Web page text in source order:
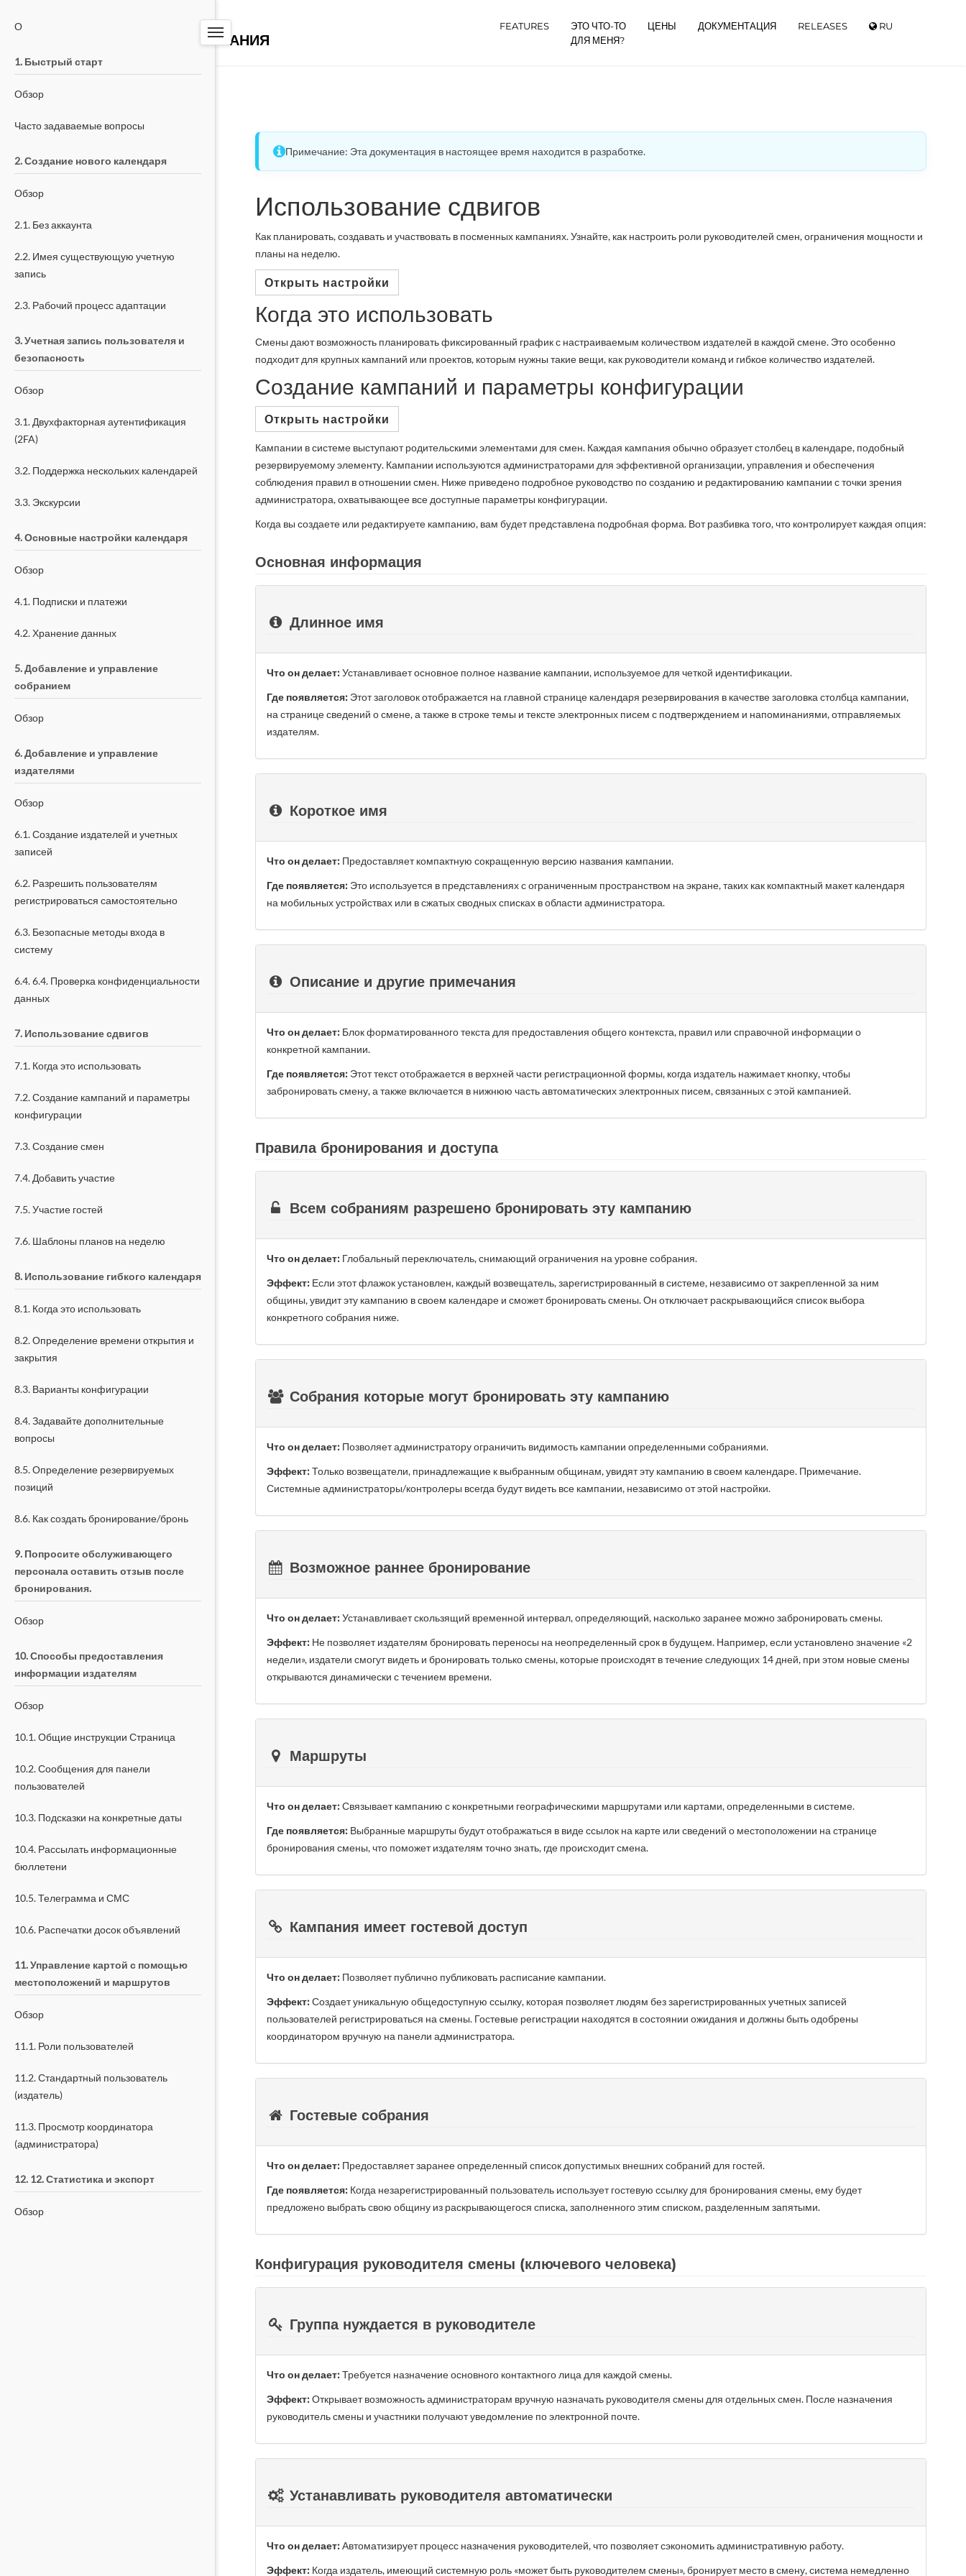
СИСТЕМА БРОНИРОВАНИЯ
FEATURES
ЭТО ЧТО-ТО
ДЛЯ МЕНЯ?
ЦЕНЫ ДОКУМЕНТАЦИЯ RELEASES RU
О
1. Быстрый старт
Обзор
Часто задаваемые вопросы
2. Создание нового календаря
Обзор
2.1. Без аккаунта
2.2. Имея существующую учетную
запись
2.3. Рабочий процесс адаптации
3. Учетная запись пользователя и
безопасность
Обзор
3.1. Двухфакторная аутентификация
(2FA)
3.2. Поддержка нескольких календарей
3.3. Экскурсии
4. Основные настройки календаря
Обзор
4.1. Подписки и платежи
4.2. Хранение данных
5. Добавление и управление
собранием
Обзор
6. Добавление и управление
издателями
Обзор
6.1. Создание издателей и учетных
записей
6.2. Разрешить пользователям
регистрироваться самостоятельно
6.3. Безопасные методы входа в
систему
6.4. 6.4. Проверка конфиденциальности
данных
7. Использование сдвигов
7.1. Когда это использовать
7.2. Создание кампаний и параметры
конфигурации
7.3. Создание смен
7.4. Добавить участие
7.5. Участие гостей
7.6. Шаблоны планов на неделю
8. Использование гибкого календаря
8.1. Когда это использовать
8.2. Определение времени открытия и
закрытия
8.3. Варианты конфигурации
8.4. Задавайте дополнительные
вопросы
8.5. Определение резервируемых
позиций
8.6. Как создать бронирование/бронь
9. Попросите обслуживающего
персонала оставить отзыв после
бронирования.
Обзор
10. Способы предоставления
информации издателям
Обзор
10.1. Общие инструкции Страница
10.2. Сообщения для панели
пользователей
10.3. Подсказки на конкретные даты
10.4. Рассылать информационные
бюллетени
10.5. Телеграмма и СМС
10.6. Распечатки досок объявлений
11. Управление картой с помощью
местоположений и маршрутов
Обзор
11.1. Роли пользователей
11.2. Стандартный пользователь
(издатель)
11.3. Просмотр координатора
(администратора)
12. 12. Статистика и экспорт
Обзор
Примечание: Эта документация в настоящее время находится в разработке.
Использование сдвигов
Как планировать, создавать и участвовать в посменных кампаниях. Узнайте, как настроить роли руководителей смен, ограничения мощности и
планы на неделю.
Открыть настройки
Когда это использовать
Смены дают возможность планировать фиксированный график с настраиваемым количеством издателей в каждой смене. Это особенно
подходит для крупных кампаний или проектов, которым нужны такие вещи, как руководители команд и гибкое количество издателей.
Создание кампаний и параметры конфигурации
Открыть настройки
Кампании в системе выступают родительскими элементами для смен. Каждая кампания обычно образует столбец в календаре, подобный
резервируемому элементу. Кампании используются администраторами для эффективной организации, управления и обеспечения
соблюдения правил в отношении смен. Ниже приведено подробное руководство по созданию и редактированию кампании с точки зрения
администратора, охватывающее все доступные параметры конфигурации.
Когда вы создаете или редактируете кампанию, вам будет представлена ​​подробная форма. Вот разбивка того, что контролирует каждая опция:
Основная информация
Длинное имя
Что он делает:Устанавливает основное полное название кампании, используемое для четкой идентификации.
Где появляется: Этот заголовок отображается на главной странице календаря резервирования в качестве заголовка столбца кампании,
на странице сведений о смене, а также в строке темы и тексте электронных писем с подтверждением и напоминаниями, отправляемых
издателям.
Короткое имя
Что он делает: Предоставляет компактную сокращенную версию названия кампании.
Где появляется: Это используется в представлениях с ограниченным пространством на экране, таких как компактный макет календаря
на мобильных устройствах или в сжатых сводных списках в области администратора.
Описание и другие примечания
Что он делает: Блок форматированного текста для предоставления общего контекста, правил или справочной информации о
конкретной кампании.
Где появляется: Этот текст отображается в верхней части регистрационной формы, когда издатель нажимает кнопку, чтобы
забронировать смену, а также включается в нижнюю часть автоматических электронных писем, связанных с этой кампанией.
Правила бронирования и доступа
Всем собраниям разрешено бронировать эту кампанию
Что он делает: Глобальный переключатель, снимающий ограничения на уровне собрания.
Эффект: Если этот флажок установлен, каждый возвещатель, зарегистрированный в системе, независимо от закрепленной за ним
общины, увидит эту кампанию в своем календаре и сможет бронировать смены. Он отключает раскрывающийся список выбора
конкретного собрания ниже.
Собрания которые могут бронировать эту кампанию
Что он делает: Позволяет администратору ограничить видимость кампании определенными собраниями.
Эффект:Только возвещатели, принадлежащие к выбранным общинам, увидят эту кампанию в своем календаре. Примечание.
Системные администраторы/контролеры всегда будут видеть все кампании, независимо от этой настройки.
Возможное раннее бронирование
Что он делает:Устанавливает скользящий временной интервал, определяющий, насколько заранее можно забронировать смены.
Эффект: Не позволяет издателям бронировать переносы на неопределенный срок в будущем. Например, если установлено значение «2
недели», издатели смогут видеть и бронировать только смены, которые происходят в течение следующих 14 дней, при этом новые смены
открываются динамически с течением времени.
Маршруты
Что он делает:Связывает кампанию с конкретными географическими маршрутами или картами, определенными в системе.
Где появляется: Выбранные маршруты будут отображаться в виде ссылок на карте или сведений о местоположении на странице
бронирования смены, что поможет издателям точно знать, где происходит смена.
Кампания имеет гостевой доступ
Что он делает: Позволяет публично публиковать расписание кампании.
Эффект:Создает уникальную общедоступную ссылку, которая позволяет людям без зарегистрированных учетных записей
пользователей регистрироваться на смены. Гостевые регистрации находятся в состоянии ожидания и должны быть одобрены
координатором вручную на панели администратора.
Гостевые собрания
Что он делает: Предоставляет заранее определенный список допустимых внешних собраний для гостей.
Где появляется: Когда незарегистрированный пользователь использует гостевую ссылку для бронирования смены, ему будет
предложено выбрать свою общину из раскрывающегося списка, заполненного этим списком, разделенным запятыми.
Конфигурация руководителя смены (ключевого человека)
Группа нуждается в руководителе
Что он делает:Требуется назначение основного контактного лица для каждой смены.
Эффект:Открывает возможность администраторам вручную назначать руководителя смены для отдельных смен. После назначения
руководитель смены и участники получают уведомление по электронной почте.
Устанавливать руководителя автоматически
Что он делает:Автоматизирует процесс назначения руководителей, что позволяет сэкономить административную работу.
Эффект: Когда издатель, имеющий системную роль «может быть руководителем смены», бронирует место в смену, система немедленно